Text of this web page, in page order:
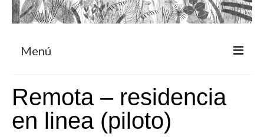
Menú
Programa de residencia
CRUCERO
Remota – residencia
en linea (piloto)